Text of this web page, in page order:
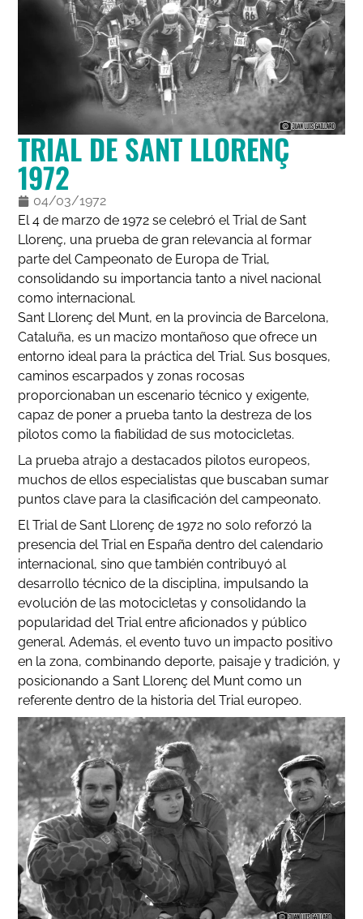
TRIAL DE SANT LLORENÇ
1972
04/03/1972
El 4 de marzo de 1972 se celebró el Trial de Sant
Llorenç, una prueba de gran relevancia al formar
parte del Campeonato de Europa de Trial,
consolidando su importancia tanto a nivel nacional
como internacional.
Sant Llorenç del Munt, en la provincia de Barcelona,
Cataluña, es un macizo montañoso que ofrece un
entorno ideal para la práctica del Trial. Sus bosques,
caminos escarpados y zonas rocosas
proporcionaban un escenario técnico y exigente,
capaz de poner a prueba tanto la destreza de los
pilotos como la fiabilidad de sus motocicletas.
La prueba atrajo a destacados pilotos europeos,
muchos de ellos especialistas que buscaban sumar
puntos clave para la clasificación del campeonato.
El Trial de Sant Llorenç de 1972 no solo reforzó la
presencia del Trial en España dentro del calendario
internacional, sino que también contribuyó al
desarrollo técnico de la disciplina, impulsando la
evolución de las motocicletas y consolidando la
popularidad del Trial entre aficionados y público
general. Además, el evento tuvo un impacto positivo
en la zona, combinando deporte, paisaje y tradición, y
posicionando a Sant Llorenç del Munt como un
referente dentro de la historia del Trial europeo.